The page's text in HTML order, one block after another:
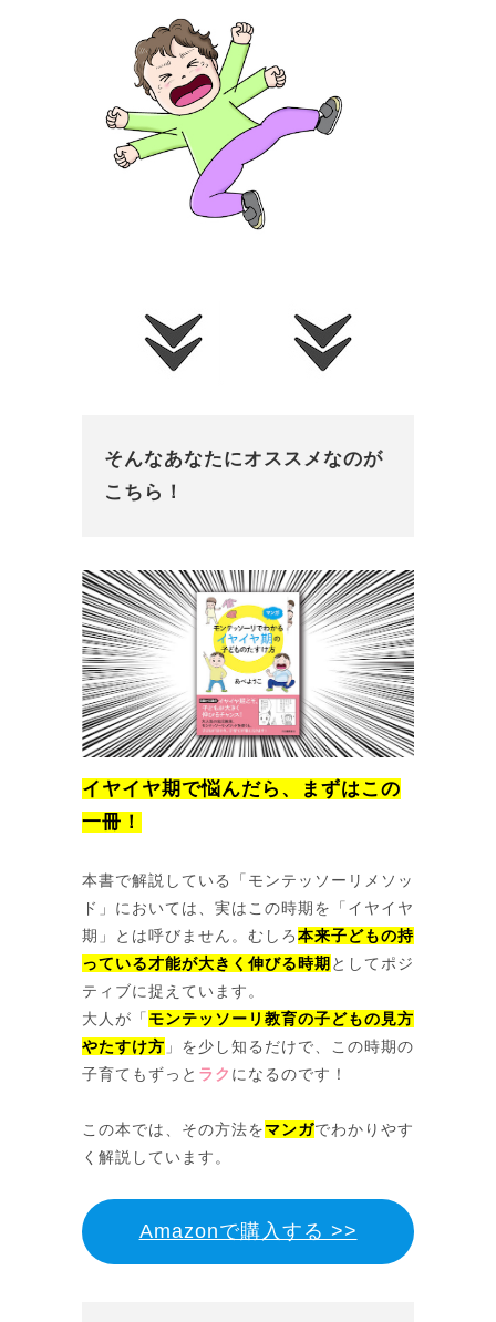
そんなあなたにオススメなのが
こちら！
イヤイヤ期で悩んだら、まずはこの
一冊！
本書で解説している「モンテッソーリメソッ
ド」においては、実はこの時期を「イヤイヤ
期」とは呼びません。むしろ本来子どもの持
っている才能が大きく伸びる時期 としてポジ
ティブに捉えています。
大人が「 モンテッソーリ教育の子どもの見方
やたすけ方 」を少し知るだけで、この時期の
子育てもずっと ラク になるのです！
この本では、その方法をマンガでわかりやす
く解説しています。
Amazonで購入する >>